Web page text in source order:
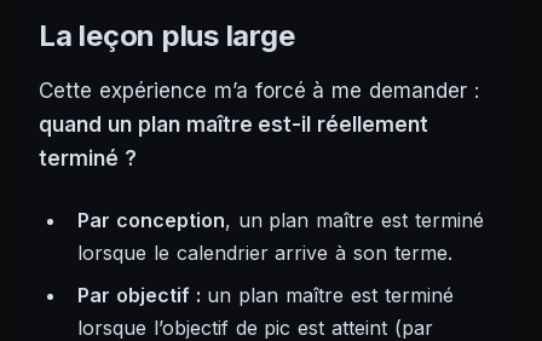
La leçon plus large
Cette expérience m’a forcé à me demander :
quand un plan maître est-il réellement
terminé ?
Par conception, un plan maître est terminé
lorsque le calendrier arrive à son terme.
Par objectif : un plan maître est terminé
lorsque l’objectif de pic est atteint (par